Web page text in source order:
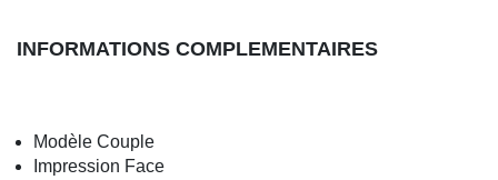
INFORMATIONS COMPLEMENTAIRES
Modèle Couple
Impression Face